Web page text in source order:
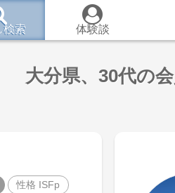
検索 体験談
大分県、30代の
性格 ISFp